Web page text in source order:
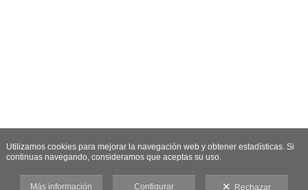
Utilizamos cookies para mejorar la navegación web y obtener estadísticas. Si
continuas navegando, consideramos que aceptas su uso.
Más información Configurar Rechazar